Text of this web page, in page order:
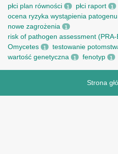
płci plan równości 1 płci raport 1
ocena ryzyka wystąpienia
nowe zagrożenia 1
risk of pathogen assessment (PRA-
Omycetes 1 testowanie
wartość genetyczna 1 fenotyp 1
Strona